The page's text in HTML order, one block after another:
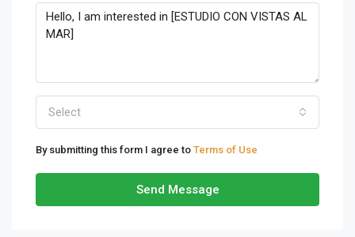
Select
By submitting this form I agree to Terms of Use
Send Message